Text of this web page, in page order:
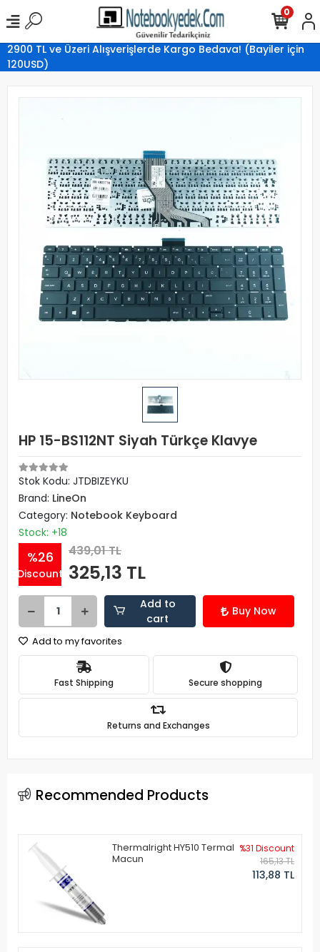
2900 TL ve Üzeri Alışverişlerde Kargo Bedava! (Bayiler için
120USD)
0
HP 15-BS112NT Siyah Türkçe Klavye
Stok Kodu: JTDBIZEYKU
Brand: LineOn
Category: Notebook Keyboard
Stock: +18
%26
Discount
439,01 TL
325,13 TL
Add to
cart
Buy Now
Add to my favorites
Fast Shipping Secure shopping
Returns and Exchanges
Recommended Products
Thermalright HY510 Termal
Macun
%31 Discount
165,13 TL
113,88 TL